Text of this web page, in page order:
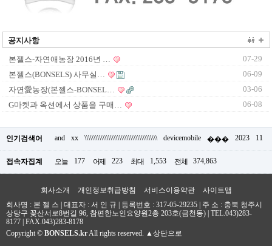
공지사항
본젤스-자연애농장 2016년 …
07-29
본젤스(BONSELS) 사무실…
06-09
자연愛농장(본젤스-BONSEL…
03-06
G마켓과 옥션에서 상품을 구매…
06-08
인기검색어 and xx \\\\\\\\\\\\\\\\\\\\\\\\\\\\\\\\\\\\\\\\ devicemobile ��� 2023 11
접속자집계 오늘 177 어제 223 최대 1,553 전체 374,863
회사소개 개인정보취급방침 서비스이용약관
사이트맵
회사명 : 본 젤 스 | 대표자 : 서 인 규 | 등록번호 : 317-05-29235 | 주 소 : 충북 청주시
상당구 꽃산서로8번길 96, 참편한노인요양원2층 203호(금천동) TEL.043)283-
8177 | FAX.043)283-8178
Copyright © BONSELS.krAll rights reserved. ▲상단으로